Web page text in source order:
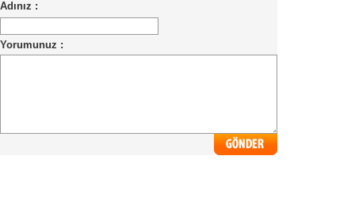
Adınız :
Yorumunuz :